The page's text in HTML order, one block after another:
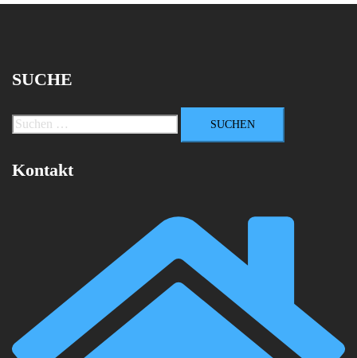
SUCHE
Suchen
Kontakt